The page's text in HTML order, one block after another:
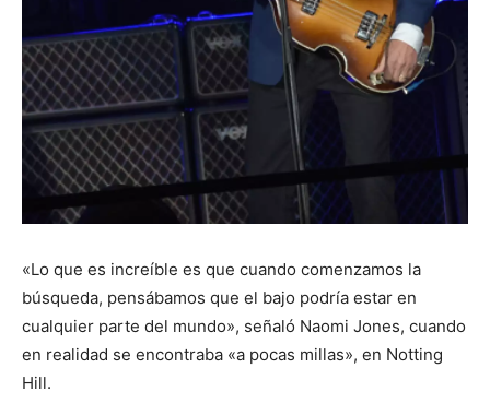
«Lo que es increíble es que cuando comenzamos la
búsqueda, pensábamos que el bajo podría estar en
cualquier parte del mundo», señaló Naomi Jones, cuando
en realidad se encontraba «a pocas millas», en Notting
Hill.